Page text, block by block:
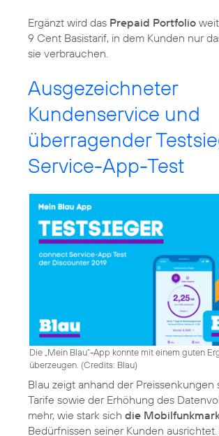
Ergänzt wird das Prepaid Portfolio
9 Cent Basistarif, in dem Kunden nur
sie verbrauchen.
Ausgezeichneter
Kundenservice und
überragender
Service-App-Test
Die „Mein Blau“-App konnte mit einem guten
überzeugen. (Credits: Blau)
Blau zeigt anhand der Preissenkungen
Tarife sowie der Erhöhung des
mehr, wie stark sich die
Bedürfnissen seiner Kunden